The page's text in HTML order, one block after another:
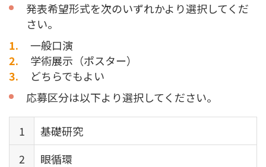
発表希望形式を次のいずれかより選択してくだ
さい。
一般口演
学術展示（ポスター）
どちらでもよい
応募区分は以下より選択してください。
1
基礎研究
2
眼循環